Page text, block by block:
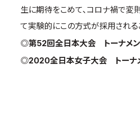
一般の部
会員制度
生に期待をこめて、コロナ禍で変
て実験的にこの方式が採用される
◎第52回全日本大会 トーナメン
◎2020全日本女子大会 トーナ